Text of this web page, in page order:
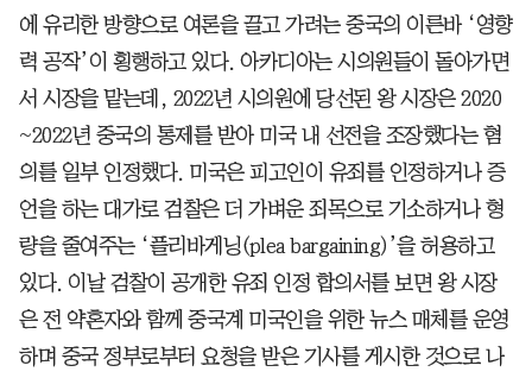
에 유리한 방향으로 여론을 끌고 가려는 중국의 이른바 ‘영향
력 공작’이 횡행하고 있다. 아카디아는 시의원들이 돌아가면
서 시장을 맡는데, 2022년 시의원에 당선된 왕 시장은 2020
~2022년 중국의 통제를 받아 미국 내 선전을 조장했다는 혐
의를 일부 인정했다. 미국은 피고인이 유죄를 인정하거나 증
언을 하는 대가로 검찰은 더 가벼운 죄목으로 기소하거나 형
량을 줄여주는 ‘플리바게닝(plea bargaining)’을 허용하고
있다. 이날 검찰이 공개한 유죄 인정 합의서를 보면 왕 시장
은 전 약혼자와 함께 중국계 미국인을 위한 뉴스 매체를 운영
하며 중국 정부로부터 요청을 받은 기사를 게시한 것으로 나